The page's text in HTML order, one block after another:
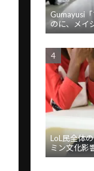
Gumayusi
のに、メイ
タに苦言
LoL民全体
ミン文化影